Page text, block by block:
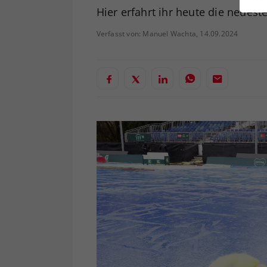
Hier erfahrt ihr heute die
Verfasst von: Manuel Wachta, 14.09.2024